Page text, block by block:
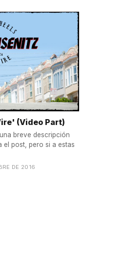
(Video Part)
breve descripción
el post, pero si a estas
DE 2016